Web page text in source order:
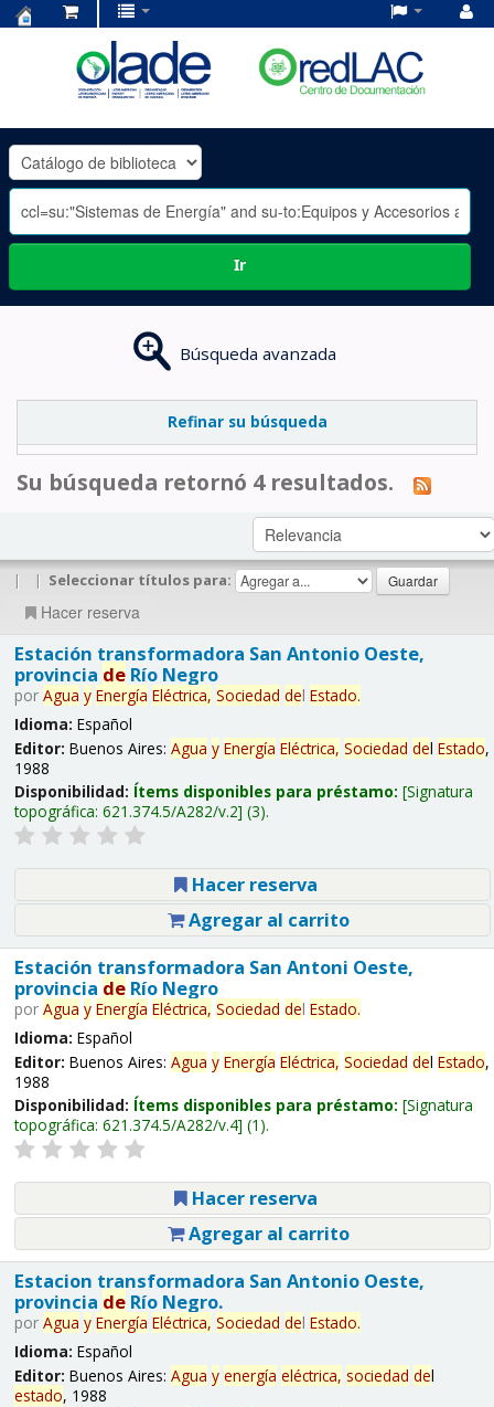
OLADE
-
Ir
Búsqueda avanzada
Refinar su búsqueda
Su búsqueda retornó 4 resultados.
| | Seleccionar títulos para:
Hacer reserva
Estación transformadora San Antonio Oeste,
provincia deRío Negro
por Agua y Energía Eléctrica, Sociedad del Estado.
Idioma: Español
Editor: Buenos Aires: Agua y Energía Eléctrica, Sociedad del Estado,
1988
Disponibilidad: Ítems disponibles para préstamo: Signatura
topográfica: 621.374.5/A282/v.2 (3).
Hacer reserva
Agregar al carrito
Estación transformadora San Antoni Oeste,
provincia deRío Negro
por Agua y Energía Eléctrica, Sociedad del Estado.
Idioma: Español
Editor: Buenos Aires: Agua y Energía Eléctrica, Sociedad del Estado,
1988
Disponibilidad: Ítems disponibles para préstamo: Signatura
topográfica: 621.374.5/A282/v.4 (1).
Hacer reserva
Agregar al carrito
Estacion transformadora San Antonio Oeste,
provincia deRío Negro.
por Agua y Energía Eléctrica, Sociedad del Estado.
Idioma: Español
Editor: Buenos Aires: Agua y energía eléctrica, sociedad del
estado, 1988